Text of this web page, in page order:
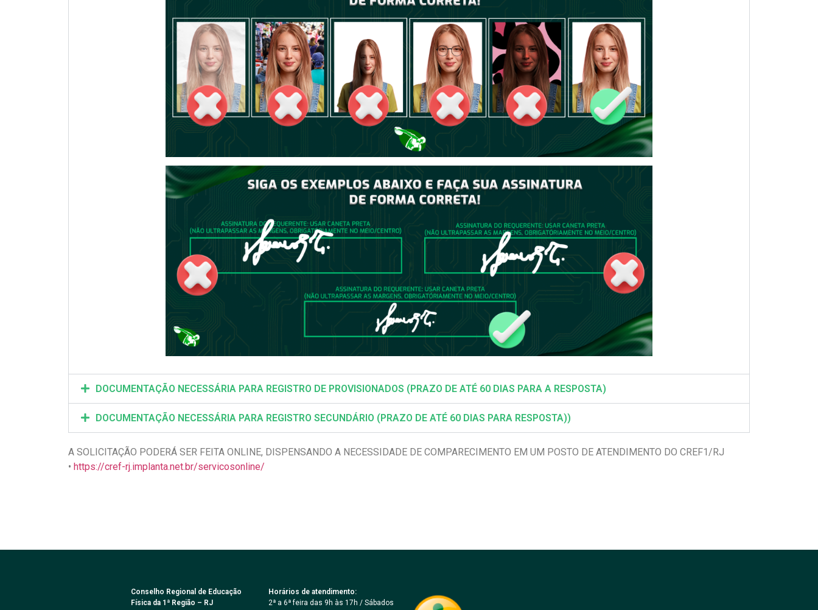
DOCUMENTAÇÃO NECESSÁRIA PARA REGISTRO DE PROVISIONADOS (PRAZO DE ATÉ 60 DIAS PARA A RESPOSTA)
DOCUMENTAÇÃO NECESSÁRIA PARA REGISTRO SECUNDÁRIO (PRAZO DE ATÉ 60 DIAS PARA RESPOSTA))
A SOLICITAÇÃO PODERÁ SER FEITA ONLINE, DISPENSANDO A NECESSIDADE DE COMPARECIMENTO EM UM POSTO DE ATENDIMENTO DO CREF1/RJ
• https://cref-rj.implanta.net.br/servicosonline/
Conselho Regional de Educação
Física da 1ª Região – RJ
Horários de atendimento:
2ª a 6ª feira das 9h às 17h / Sábados